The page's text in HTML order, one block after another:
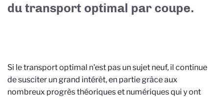
du transport optimal par coupe.
Si le transport optimal n'est pas un sujet neuf, il continue
de susciter un grand intérêt, en partie grâce aux
nombreux progrès théoriques et numériques qui y ont